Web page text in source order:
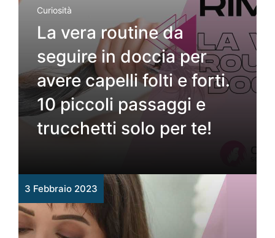
Curiosità
La vera routine da
seguire in doccia per
avere capelli folti e forti.
10 piccoli passaggi e
trucchetti solo per te!
3 Febbraio 2023